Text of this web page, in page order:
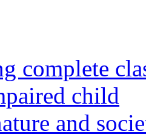
complete
child
and